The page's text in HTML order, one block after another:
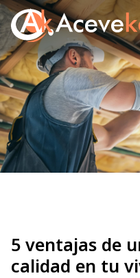
5 ventajas de
calidad en tu